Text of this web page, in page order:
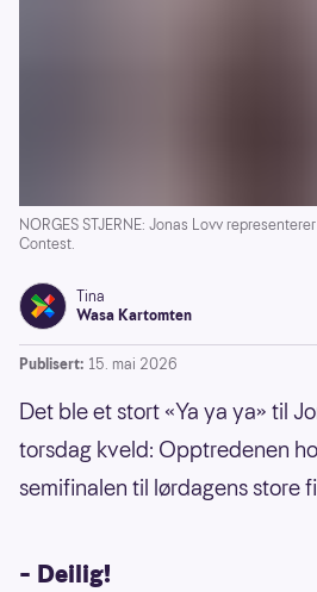
NORGES STJERNE: Jonas Lovv
Contest.
Tina
Wasa Kartomten
Publisert: 15. mai 2026
Det ble et stort «Ya ya ya» til
torsdag kveld: Opptredenen
semifinalen til lørdagens store
– Deilig!